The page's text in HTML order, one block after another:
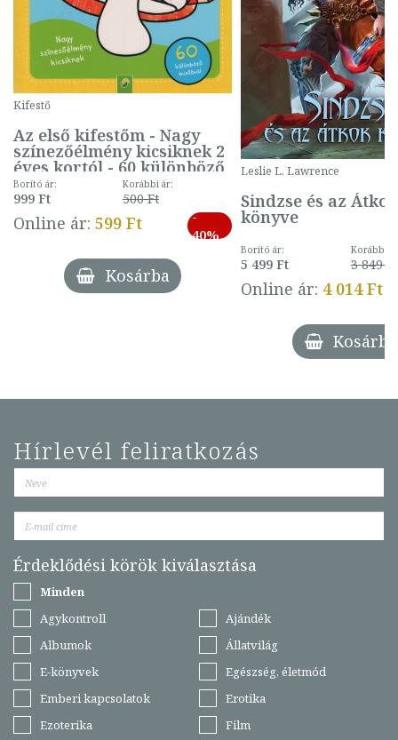
Kifestő
Az első kifestőm - Nagy
színezőélmény kicsiknek 2
éves kortól - 60 különböző
mintával (gombás)
Borító ár:
999 Ft
Korábbi ár:
500 Ft
Online ár: 599 Ft
-
40%
Kosárba
Leslie L. Lawrence
Sindzse és az Átkok
könyve
Borító ár:
5 499 Ft
Korábbi
3 849 Ft
Online ár: 4 014 Ft
Kosárba
Hírlevél feliratkozás
Érdeklődési körök kiválasztása
Minden
Agykontroll
Ajándék
Albumok
Állatvilág
E-könyvek
Egészség, életmód
Emberi kapcsolatok
Erotika
Ezoterika
Film